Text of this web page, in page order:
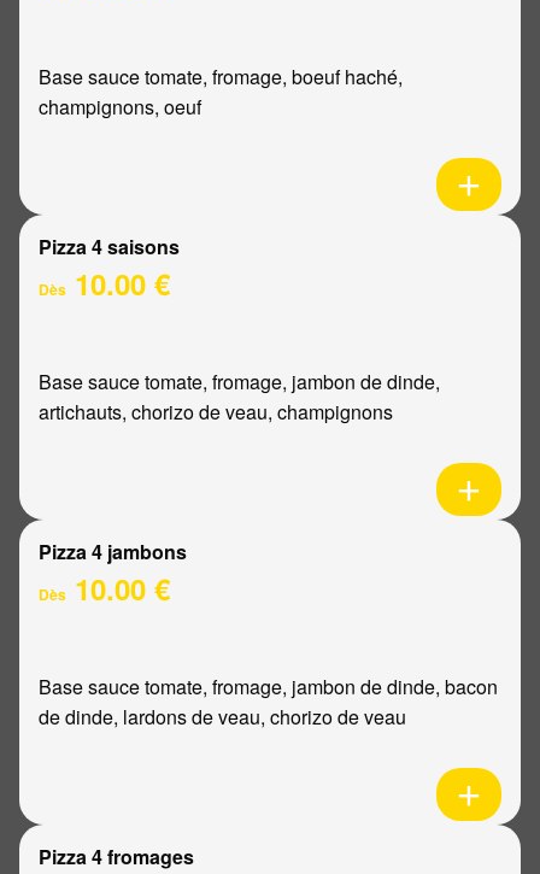
Base sauce tomate, fromage, boeuf haché,
champignons, oeuf
Pizza 4 saisons
Dès 10.00 €
Base sauce tomate, fromage, jambon de dinde,
artichauts, chorizo de veau, champignons
Pizza 4 jambons
Dès 10.00 €
Base sauce tomate, fromage, jambon de dinde, bacon
de dinde, lardons de veau, chorizo de veau
Pizza 4 fromages